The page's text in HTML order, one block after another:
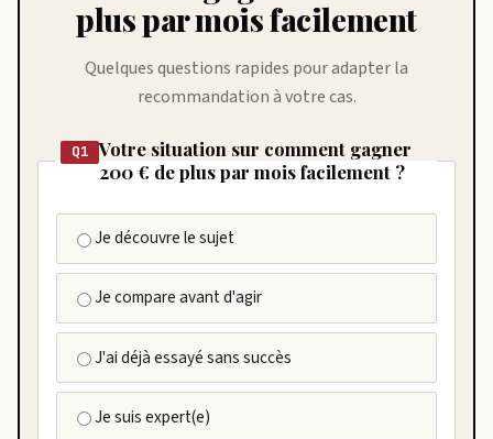
plus par mois facilement
Quelques questions rapides pour adapter la
recommandation à votre cas.
Q1 Votre situation sur comment gagner
200 € de plus par mois facilement ?
Je découvre le sujet
Je compare avant d'agir
J'ai déjà essayé sans succès
Je suis expert(e)